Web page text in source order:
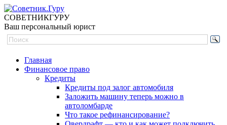
СОВЕТНИКГУРУ
Ваш персональный юрист
Главная
Финансовое право
Кредиты
Кредиты под залог автомобиля
Заложить машину теперь можно в
автоломбарде
Что такое рефинансирование?